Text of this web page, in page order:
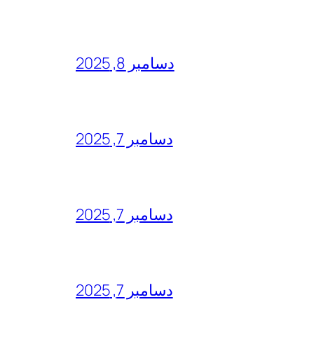
دسامبر 8, 2025
دسامبر 7, 2025
دسامبر 7, 2025
دسامبر 7, 2025